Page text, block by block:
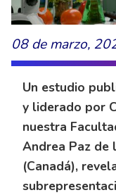
08 de marzo,
Un estudio
y liderado por
nuestra
Andrea Paz de
(Canadá),